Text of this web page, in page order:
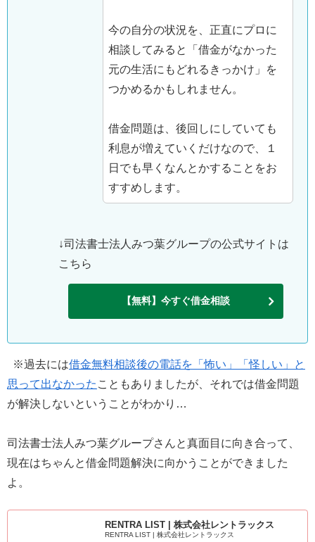
今の自分の状況を、正直にプロに
相談してみると「借金がなかった
元の生活にもどれるきっかけ」を
つかめるかもしれません。
借金問題は、後回しにしていても
利息が増えていくだけなので、１
日でも早くなんとかすることをお
すすめします。
↓司法書士法人みつ葉グループの公式サイトは
こちら
【無料】今すぐ借金相談
※過去には借金無料相談後の電話を「怖い」「怪しい」と
思って出なかった こともありましたが、それでは借金問題
が解決しないということがわかり…
司法書士法人みつ葉グループさんと真面目に向き合って、
現在はちゃんと借金問題解決に向かうことができました
よ。
RENTRA LIST | 株式会社レントラックス
RENTRA LIST | 株式会社レントラックス